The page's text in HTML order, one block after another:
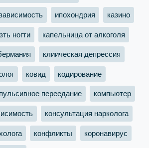
ипохондрия казино
ногти капельница от алкоголя
клиическая депрессия
ковид кодирование
переедание компьютер
консультация нарколога
конфликты коронавирус